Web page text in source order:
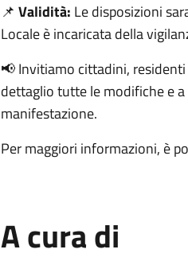
📌 Validità: Le disposizioni
Locale è incaricata della
📢 Invitiamo cittadini,
dettaglio tutte le modifiche e
manifestazione.
Per maggiori informazioni, è
A cura di